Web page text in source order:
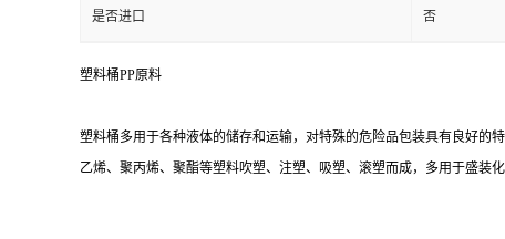
是否进口 否
塑料桶PP原料
塑料桶多用于各种液体的储存和运输，对特殊的危险品包装具有良好
乙烯、聚丙烯、聚酯等塑料吹塑、注塑、吸塑、滚塑而成，多用于盛装